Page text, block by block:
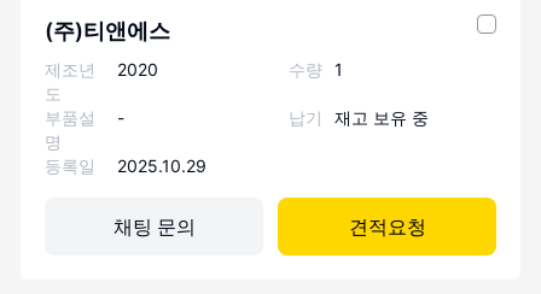
(주)티앤에스
제조년
도
2020 수량 1
부품설
명
- 납기 재고 보유 중
등록일 2025.10.29
채팅 문의 견적요청